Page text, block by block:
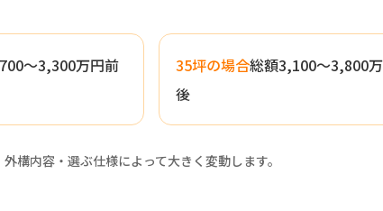
〜3,300万円前
35坪の場合総額3,100〜3,800
後
構内容・選ぶ仕様によって大きく変動します。